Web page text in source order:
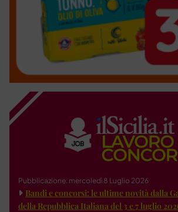
Pubblicazione: mercoledì 8 Luglio 2026
Bandi e concorsi: le ultime novità dalla
della Repubblica Italiana del 3 e 7 luglio